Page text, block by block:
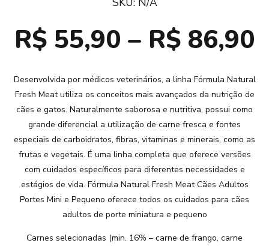
R$ 55,90 – R$ 86,90
Desenvolvida por médicos veterinários, a linha Fórmula Natural
Fresh Meat utiliza os conceitos mais avançados da nutrição de
cães e gatos. Naturalmente saborosa e nutritiva, possui como
grande diferencial a utilização de carne fresca e fontes
especiais de carboidratos, fibras, vitaminas e minerais, como as
frutas e vegetais. É uma linha completa que oferece versões
com cuidados específicos para diferentes necessidades e
estágios de vida. Fórmula Natural Fresh Meat Cães Adultos
Portes Mini e Pequeno oferece todos os cuidados para cães
adultos de porte miniatura e pequeno
Carnes selecionadas (min. 16% – carne de frango, carne